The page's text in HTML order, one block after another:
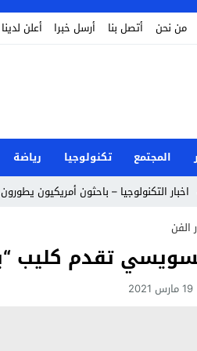
من نحن أتصل بنا أرسل خبرا أعلن لدينا
المجتمع تكنولوجيا رياضة
اخبار التكنولوجيا – باحثون أمريكيون
أخبار الفن – ب الفن – إسعاد يونس: عادل
اراء و اقلام الدستور – بعد ست سنوات من
مال و اعمال – تراجع السندات الخليجية
الفن
تقدم كليب
19 مارس 2021